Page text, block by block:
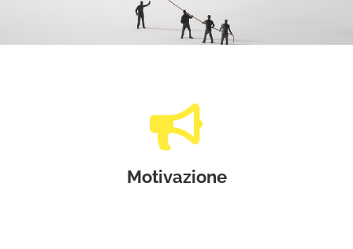
Motivazione